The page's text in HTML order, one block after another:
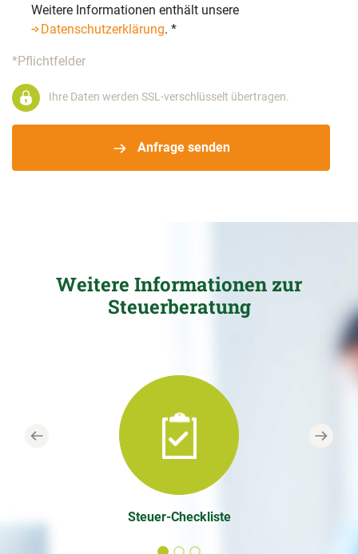
Weitere Informationen enthält unsere
Datenschutzerklärung. *
*Pflichtfelder
Anfrage senden
Ihre Daten werden SSL-verschlüsselt übertragen.
Weitere Informationen zur
Steuerberatung
Steuer-Checkliste
Previous Next